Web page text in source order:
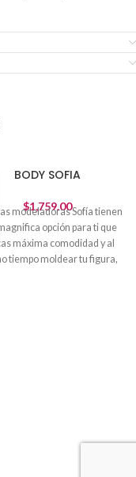
BODY SOFIA
$1,759.00
modeladoras Sofía tienen
opción para ti que
máxima comodidad y al
tiempo moldear tu figura,